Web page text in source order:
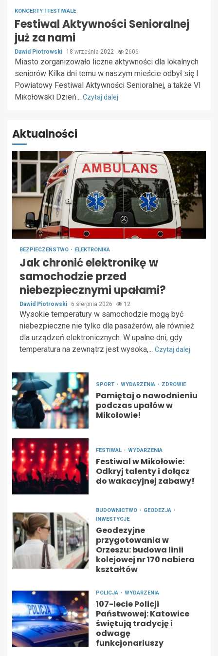
KONCERTY I FESTIWALE
Festiwal Aktywności Senioralnej
już za nami
Dawid Piotrowski 18 września 2022 2606
Miasto zorganizowało liczne aktywności dla lokalnych
seniorów Kilka dni temu w naszym mieście odbył się I
Powiatowy Festiwal Aktywności Senioralnej, a także VI
Mikołowski Dzień... Czytaj dalej
Aktualności
BEZPIECZEŃSTWO ELEKTRONIKA
Jak chronić elektronikę w
samochodzie przed
niebezpiecznymi upałami?
Dawid Piotrowski 6 sierpnia 2026 12
Wysokie temperatury w samochodzie mogą być
niebezpieczne nie tylko dla pasażerów, ale również
dla urządzeń elektronicznych. W upalne dni, gdy
temperatura na zewnątrz jest wysoka,... Czytaj dalej
SPORT WYDARZENIA ZDROWIE
Pamiętaj o nawodnieniu
podczas upałów w
Mikołowie!
FESTIWAL WYDARZENIA
Festiwal w Mikołowie:
Odkryj talenty i dołącz
do wakacyjnej zabawy!
BUDOWNICTWO
GEODEZJA
INWESTYCJE
Geodezyjne
przygotowania w
Orzeszu: budowa linii
kolejowej nr 170 nabiera
kształtów
POLICJA WYDARZENIA
107-lecie Policji
Państwowej: Katowice
świętują tradycję i
odwagę
funkcjonariuszy